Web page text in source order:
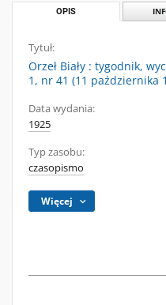
OPIS
Tytuł:
Orzeł Biały : tygodnik,
1, nr 41 (11 października
Data wydania:
1925
Typ zasobu:
czasopismo
Więcej